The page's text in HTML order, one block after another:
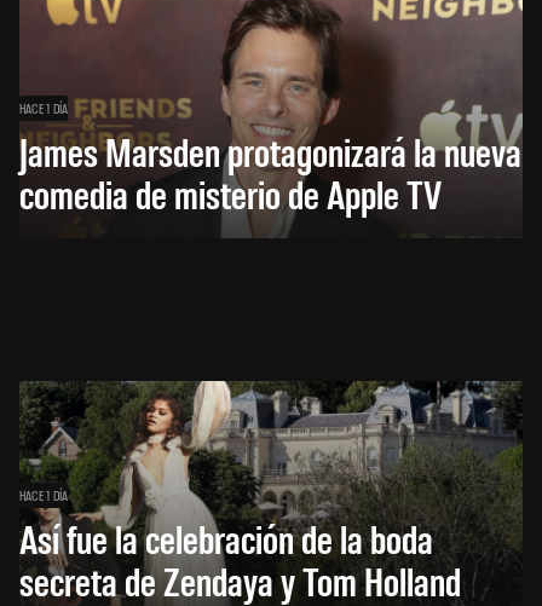
HACE 1 DÍA
James Marsden protagonizará la nueva
comedia de misterio de Apple TV
HACE 1 DÍA
Así fue la celebración de la boda
secreta de Zendaya y Tom Holland